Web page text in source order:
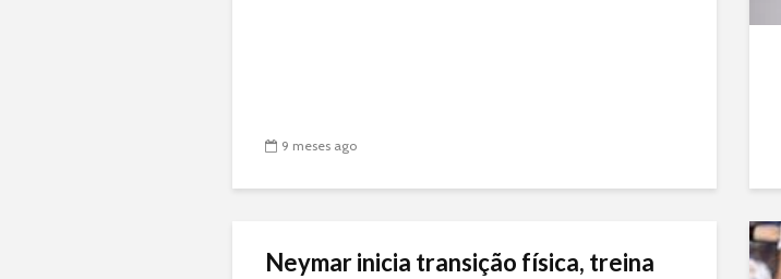
9 meses ago
Neymar inicia transição física, treina